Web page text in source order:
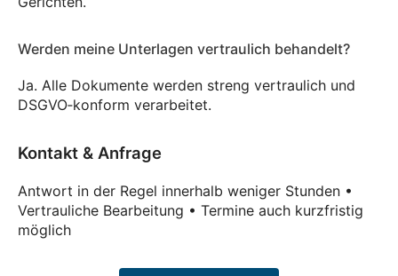
Werden meine Unterlagen vertraulich behandelt?
Ja. Alle Dokumente werden streng vertraulich und
DSGVO‑konform verarbeitet.
Kontakt & Anfrage
Antwort in der Regel innerhalb weniger Stunden •
Vertrauliche Bearbeitung • Termine auch kurzfristig
möglich